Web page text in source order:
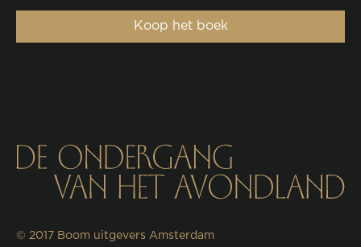
Koop het boek
© 2017 Boom uitgevers Amsterdam